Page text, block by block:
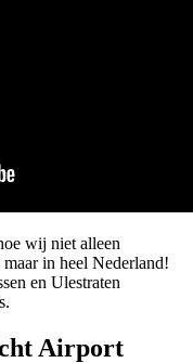
wij niet alleen
in heel Nederland!
en Ulestraten
Airport